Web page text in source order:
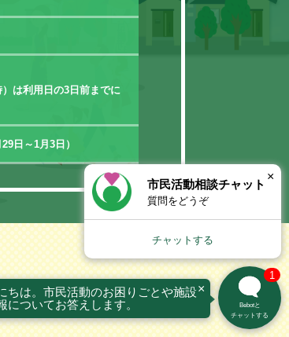
は利用日の3日前までに
日～1月3日）
市民活動相談チャット
質問をどうぞ
チャットする
×
ちは。市民活動のお困りごとや施設
についてお答えします。
×
Bebotと
チャットする
1